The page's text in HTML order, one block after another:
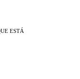
ESTÁ